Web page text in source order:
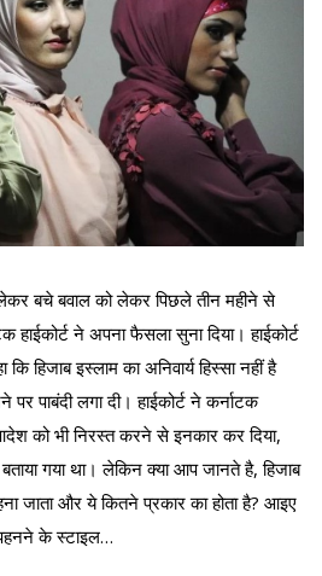
बचे बवाल को लेकर पिछले तीन महीने से
हाईकोर्ट ने अपना फैसला सुना दिया। हाईकोर्ट
हिजाब इस्लाम का अनिवार्य हिस्सा नहीं है
पाबंदी लगा दी। हाईकोर्ट ने कर्नाटक
को भी निरस्त करने से इनकार कर दिया,
गया था। लेकिन क्या आप जानते है, हिजाब
जाता और ये कितने प्रकार का होता है? आइए
के स्टाइल…